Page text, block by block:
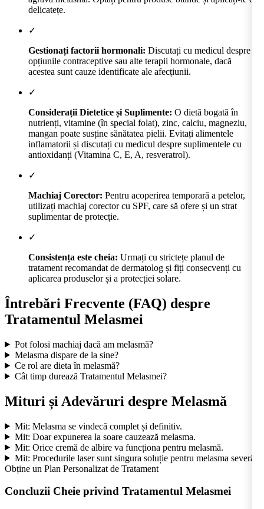
delicatețe.
✓
Gestionați factorii hormonali: Discutați cu medicul despre
opțiunile contraceptive sau alte terapii hormonale, dacă
acestea sunt cauze identificate ale afecțiunii.
✓
Considerații Dietetice și Suplimente: O dietă bogată în
nutrienți, vitamine (în special folat), zinc, calciu, magneziu,
mangan poate susține sănătatea pielii. Evitați alimentele
inflamatorii și discutați cu medicul despre suplimentele cu
antioxidanți (Vitamina C, E, A, resveratrol).
✓
Machiaj Corector: Pentru acoperirea temporară a petelor,
utilizați machiaj corector cu SPF, care să ofere și un strat
suplimentar de protecție.
✓
Consistența este cheia: Urmați cu strictețe planul de
tratament recomandat de dermatolog și fiți consecvenți cu
aplicarea produselor și a protecției solare.
Întrebări Frecvente (FAQ) despre
Tratamentul Melasmei
Pot folosi machiaj dacă am melasmă?
Melasma dispare de la sine?
Ce rol are dieta în melasmă?
Cât timp durează Tratamentul Melasmei?
Mituri și Adevăruri despre Melasmă
Mit: Melasma se vindecă complet și definitiv.
Mit: Doar expunerea la soare cauzează melasma.
Mit: Orice cremă de albire va funcționa pentru melasmă.
Mit: Procedurile laser sunt singura soluție pentru melasma severă.
Obține un Plan Personalizat de Tratament
Concluzii Cheie privind Tratamentul Melasmei